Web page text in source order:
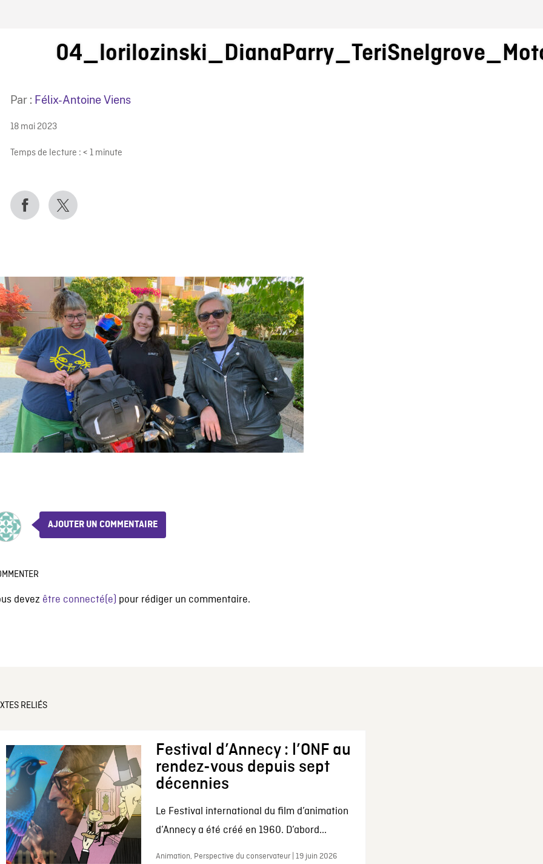
ONF
Par : Félix-Antoine Viens
18 mai 2023
Temps de lecture : < 1 minute
AJOUTER UN COMMENTAIRE
devez être connecté(e) pour rédiger un commentaire.
RELIÉS
Festival d’Annecy : l’ONF au
rendez-vous depuis sept
décennies
Le Festival international du film d’animation
d’Annecy a été créé en 1960. D’abord...
Animation, Perspective du conservateur | 19 juin 2026